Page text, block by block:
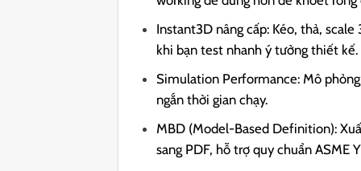
Instant3D nâng cấp: Kéo, thả,
khi bạn test nhanh ý tưởng thiết kế.
Simulation Performance: Mô
ngắn thời gian chạy.
MBD (Model-Based Definition):
sang PDF, hỗ trợ quy chuẩn ASME